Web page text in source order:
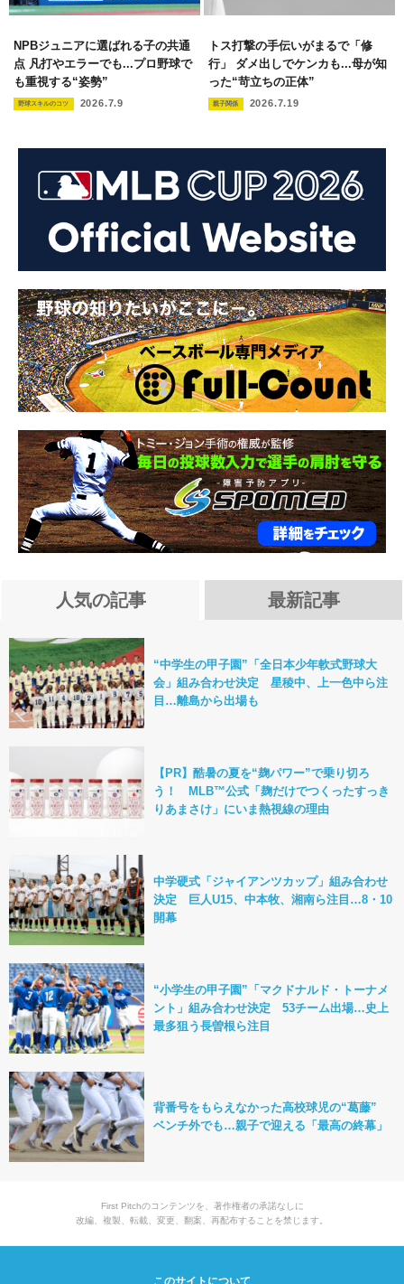
NPBジュニアに選ばれる子の共通
点 凡打やエラーでも...プロ野球で
も重視する“姿勢”
野球スキルのコツ 2026.7.9
トス打撃の手伝いがまるで「修
行」 ダメ出しでケンカも...母が知
った“苛立ちの正体”
親子関係 2026.7.19
人気の記事 最新記事
“中学生の甲子園”「全日本少年軟式野球大
会」組み合わせ決定 星稜中、上一色中ら注
目…離島から出場も
【PR】酷暑の夏を“麹パワー”で乗り切ろ
う！ MLB™公式「麹だけでつくったすっき
りあまさけ」にいま熱視線の理由
中学硬式「ジャイアンツカップ」組み合わせ
決定 巨人U15、中本牧、湘南ら注目…8・10
開幕
“小学生の甲子園”「マクドナルド・トーナメ
ント」組み合わせ決定 53チーム出場…史上
最多狙う長曽根ら注目
背番号をもらえなかった高校球児の“葛藤”
ベンチ外でも…親子で迎える「最高の終幕」
First Pitchのコンテンツを、著作権者の承諾なしに
改編、複製、転載、変更、翻案、再配布することを禁じます。
このサイトについて